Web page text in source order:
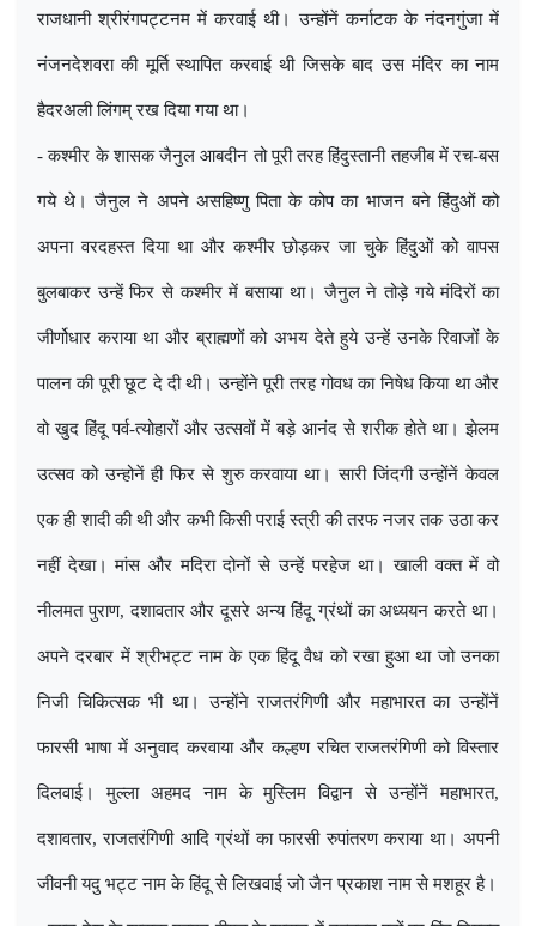
राजधानी श्रीरंगपट्टनम में करवाई थी। उन्होंनें कर्नाटक के नंदनगुंजा में
नंजनदेशवरा की मूर्ति स्थापित करवाई थी जिसके बाद उस मंदिर का नाम
हैदरअली लिंगम् रख दिया गया था।
- कश्मीर के शासक जैनुल आबदीन तो पूरी तरह हिंदुस्तानी तहजीब में रच-बस
गये थे। जैनुल ने अपने असहिष्णु पिता के कोप का भाजन बने हिंदुओं को
अपना वरदहस्त दिया था और कश्मीर छोड़कर जा चुके हिंदुओं को वापस
बुलबाकर उन्हें फिर से कश्मीर में बसाया था। जैनुल ने तोड़े गये मंदिरों का
जीर्णोधार कराया था और ब्राह्मणों को अभय देते हुये उन्हें उनके रिवाजों के
पालन की पूरी छूट दे दी थी। उन्होंने पूरी तरह गोवध का निषेध किया था और
वो खुद हिंदू पर्व-त्योहारों और उत्सवों में बड़े आनंद से शरीक होते था। झेलम
उत्सव को उन्होनें ही फिर से शुरु करवाया था। सारी जिंदगी उन्होंनें केवल
एक ही शादी की थी और कभी किसी पराई स्त्री की तरफ नजर तक उठा कर
नहीं देखा। मांस और मदिरा दोनों से उन्हें परहेज था। खाली वक्त में वो
नीलमत पुराण,दशावतार और दूसरे अन्य हिंदू ग्रंथों का अध्ययन करते था।
अपने दरबार में श्रीभट्ट नाम के एक हिंदू वैध को रखा हुआ था जो उनका
निजी चिकित्सक भी था। उन्होंने राजतरंगिणी और महाभारत का उन्होंनें
फारसी भाषा में अनुवाद करवाया और कल्हण रचित राजतरंगिणी को विस्तार
दिलवाई। मुल्ला अहमद नाम के मुस्लिम विद्वान से उन्होंनें महाभारत,
दशावतार,राजतरंगिणी आदि ग्रंथों का फारसी रुपांतरण कराया था। अपनी
जीवनी यदु भट्ट नाम के हिंदू से लिखवाई जो जैन प्रकाश नाम से मशहूर है।